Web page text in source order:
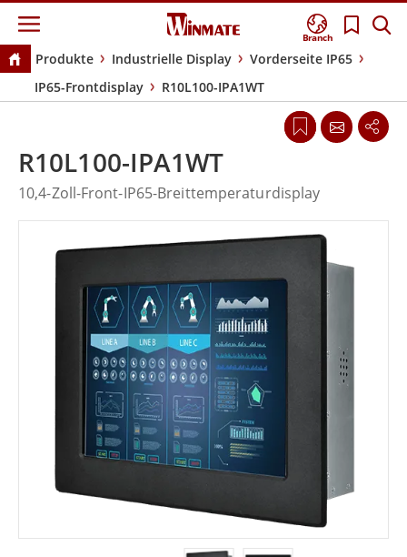
Branch
Produkte Industrielle Display
Vorderseite IP65
IP65-Frontdisplay
R10L100-IPA1WT
R10L100-IPA1WT
10,4-Zoll-Front-IP65-Breittemperaturdisplay